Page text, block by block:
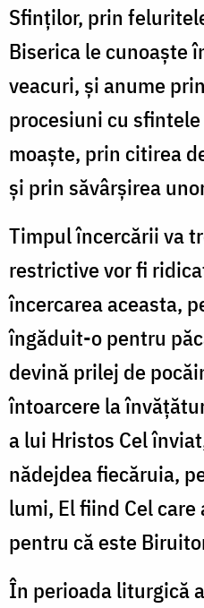
Sfinților, prin
Biserica le cunoaște
veacuri, și anume
procesiuni cu
moaște, prin citirea
și prin săvârșirea
Timpul încercării va
restrictive vor fi
încercarea aceasta,
îngăduit-o pentru
devină prilej de
întoarcere la
a lui Hristos Cel
nădejdea fiecăruia,
lumi, El fiind Cel
pentru că este
În perioada liturgică